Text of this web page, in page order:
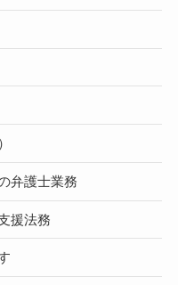
弁護士業務
援法務